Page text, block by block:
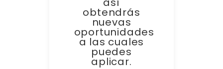
obtendrás
nuevas
oportunidades
a las cuales
puedes
aplicar.